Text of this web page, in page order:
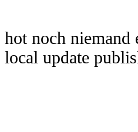
hot noch niemand
local update